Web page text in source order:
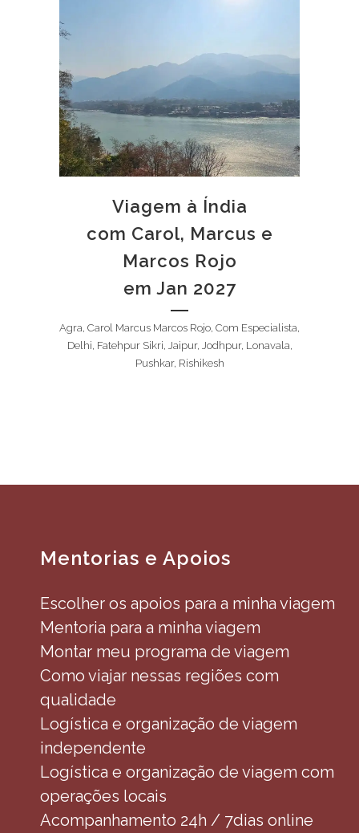
Viagem à Índia
com Carol, Marcus e
Marcos Rojo
em Jan 2027
Agra, Carol Marcus Marcos Rojo, Com Especialista,
Delhi, Fatehpur Sikri, Jaipur, Jodhpur, Lonavala,
Pushkar, Rishikesh
Mentorias e Apoios
Escolher os apoios para a minha viagem
Mentoria para a minha viagem
Montar meu programa de viagem
Como viajar nessas regiões com
qualidade
Logística e organização de viagem
independente
Logística e organização de viagem com
operações locais
Acompanhamento 24h / 7dias online